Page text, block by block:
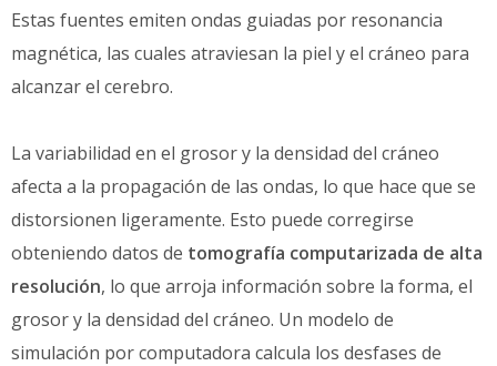
Estas fuentes emiten ondas guiadas por resonancia
magnética, las cuales atraviesan la piel y el cráneo para
alcanzar el cerebro.
La variabilidad en el grosor y la densidad del cráneo
afecta a la propagación de las ondas, lo que hace que se
distorsionen ligeramente. Esto puede corregirse
obteniendo datos de tomografía computarizada de alta
resolución, lo que arroja información sobre la forma, el
grosor y la densidad del cráneo. Un modelo de
simulación por computadora calcula los desfases de